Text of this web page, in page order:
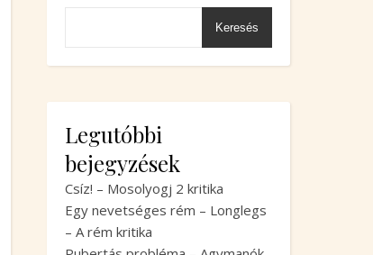
Keresés
Legutóbbi
bejegyzések
Csíz! – Mosolyogj 2 kritika
Egy nevetséges rém – Longlegs
– A rém kritika